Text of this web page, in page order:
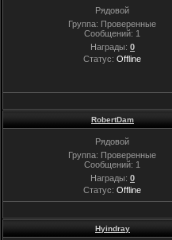
Рядовой
Группа: Проверенные
Сообщений: 1
Награды: 0
Статус:Offline
RobertDam
Рядовой
Группа: Проверенные
Сообщений: 1
Награды: 0
Статус:Offline
Hyindray